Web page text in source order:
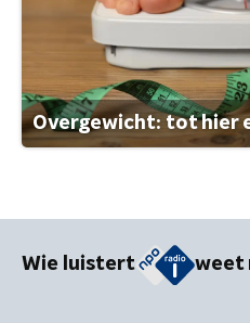
Overgewicht: tot hier
Wie luistert weet